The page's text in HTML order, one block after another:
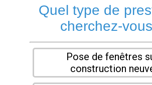
Quel type de
cherchez-
Pose de fenêtres
construction